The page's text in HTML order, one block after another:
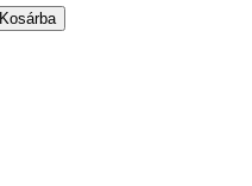
Kosárba